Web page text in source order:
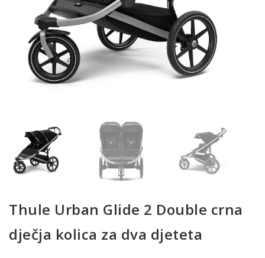
Thule Urban Glide 2 Double crna
dječja kolica za dva djeteta